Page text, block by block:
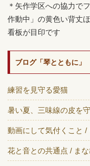
＊矢作学区への協力で
作動中」の黄色い背丈
看板が目印です
ブログ「琴とともに」
練習を見守る愛猫
暑い夏、三味線の皮を
動画にして気付くこと /
花と音との共通点 / ま